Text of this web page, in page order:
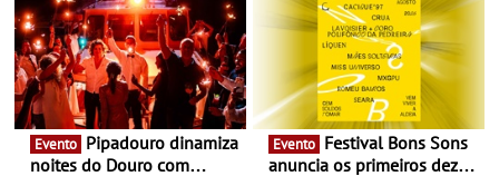
Evento
noites do Douro com
Evento
anuncia os primeiros dez